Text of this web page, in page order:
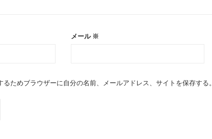
メール ※
ためブラウザーに自分の名前、メールアドレス、サイトを保存する。